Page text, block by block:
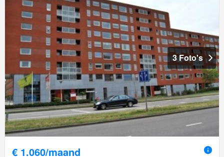
3 Foto's
€ 1.060/maand